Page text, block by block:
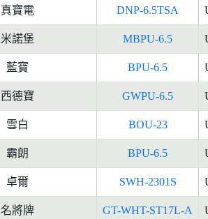
真寶電 DNP-6.5TSA
米諾堡 MBPU-6.5
藍寶 BPU-6.5
西德寶 GWPU-6.5
雪白 BOU-23
霸朗 BPU-6.5
卓爾 SWH-2301S
名將牌 GT-WHT-ST17L-A